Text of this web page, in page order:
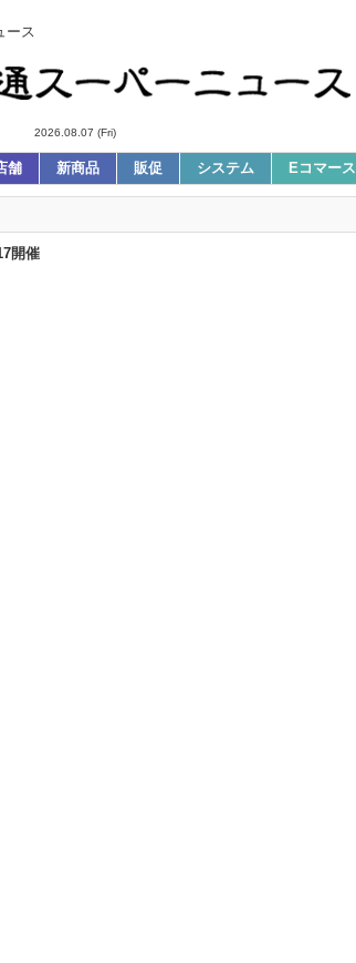
ース
2026.08.07 (Fri)
舗 新商品 販促 システム Eコマース
開催